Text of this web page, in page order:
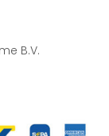
B.V.